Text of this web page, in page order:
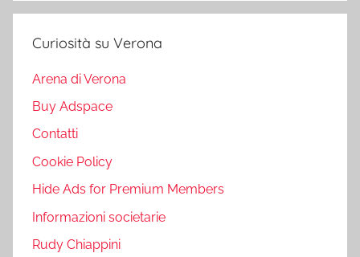
Curiosità su Verona
Arena di Verona
Buy Adspace
Contatti
Cookie Policy
Hide Ads for Premium Members
Informazioni societarie
Rudy Chiappini